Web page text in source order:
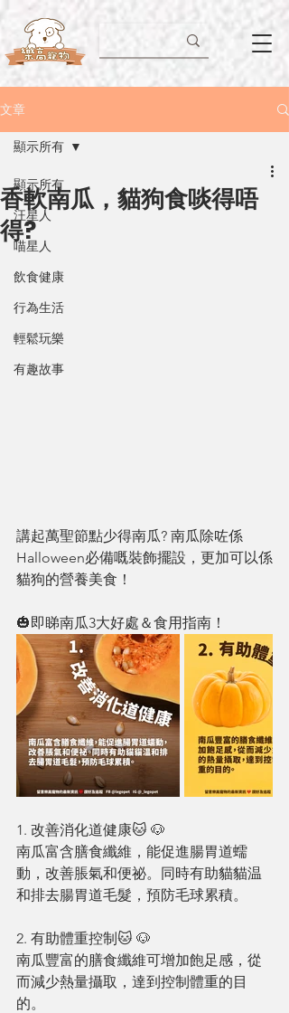
文章
顯示所有
汪星人
喵星人
飲食健康
行為生活
輕鬆玩樂
有趣故事
顯示所有
香軟南瓜，貓狗食啖得唔
得?
講起萬聖節點少得南瓜? 南瓜除咗係
Halloween必備嘅裝飾擺設，更加可以係
貓狗的營養美食！
🎃即睇南瓜3大好處＆食用指南！
1. 改善消化道健康🐱 🐶
南瓜富含膳食纖維，能促進腸胃道蠕
動，改善脹氣和便祕。同時有助貓貓温
和排去腸胃道毛髮，預防毛球累積。
2. 有助體重控制🐱 🐶
南瓜豐富的膳食纖維可增加飽足感，從
而減少熱量攝取，達到控制體重的目
的。